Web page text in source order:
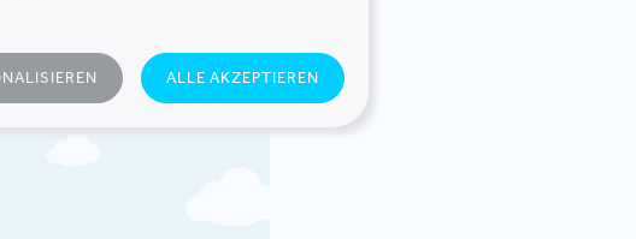
Öko:map leistet
ALLE AKZEPTIEREN